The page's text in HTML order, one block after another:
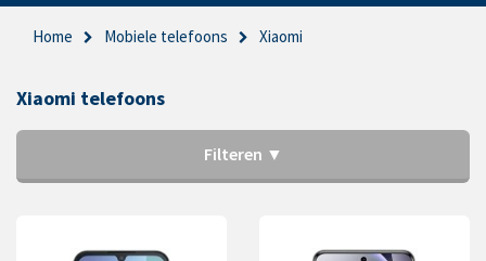
Home Mobiele telefoons Xiaomi
Xiaomi telefoons
Filteren ▼